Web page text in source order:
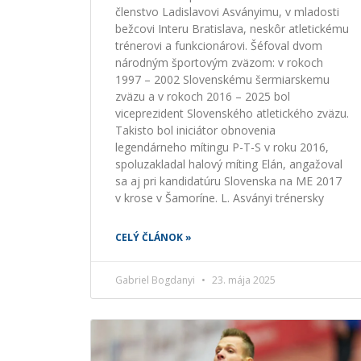
členstvo Ladislavovi Asványimu, v mladosti
bežcovi Interu Bratislava, neskôr atletickému
trénerovi a funkcionárovi. Šéfoval dvom
národným športovým zväzom: v rokoch
1997 – 2002 Slovenskému šermiarskemu
zväzu a v rokoch 2016 – 2025 bol
viceprezident Slovenského atletického zväzu.
Takisto bol iniciátor obnovenia
legendárneho mítingu P-T-S v roku 2016,
spoluzakladal halový míting Elán, angažoval
sa aj pri kandidatúru Slovenska na ME 2017
v krose v Šamoríne. L. Asványi trénersky
CELÝ ČLÁNOK »
Gabriel Bogdanyi 23. mája 2025